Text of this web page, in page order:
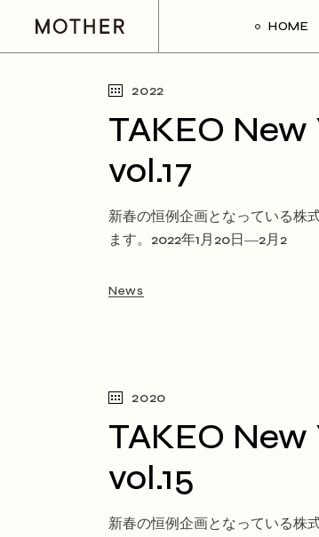
content
HOME
2022
TAKEO New
vol.17
新春の恒例企画となっている株
ます。2022年1月20日―2月2
News
2020
TAKEO New
vol.15
新春の恒例企画となっている株